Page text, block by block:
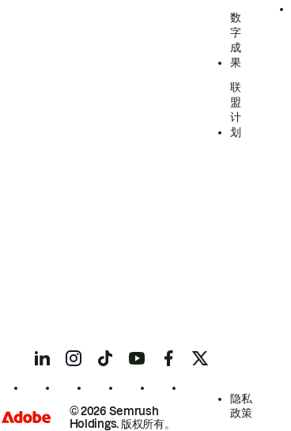
数
字
成
果
联
盟
计
划
© 2026 Semrush
Holdings. 版权所有。
隐私
政策